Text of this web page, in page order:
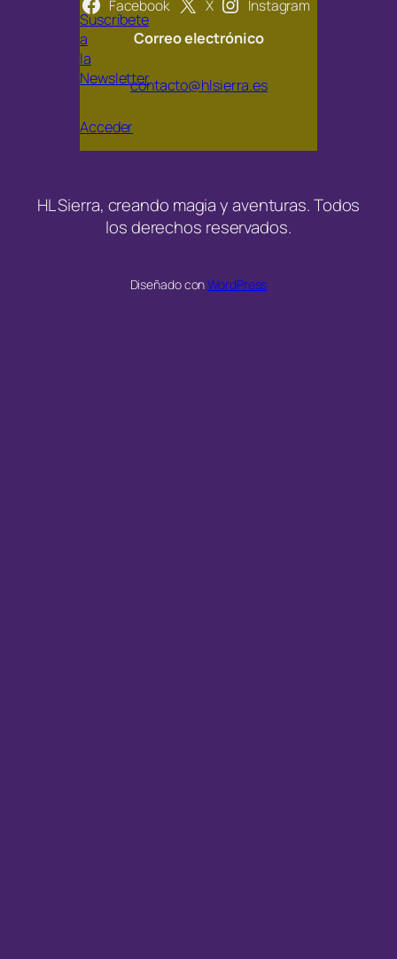
Suscríbete
a
la
Newsletter
Acceder
Facebook X
Instagram
Correo electrónico
contacto@hlsierra.es
HL Sierra, creando magia y aventuras. Todos
los derechos reservados.
Diseñado conWordPress